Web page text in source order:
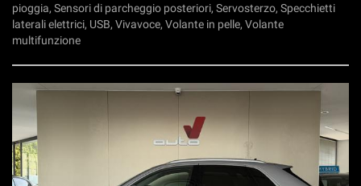
pioggia, Sensori di parcheggio posteriori, Servosterzo, Specchietti
laterali elettrici, USB, Vivavoce, Volante in pelle, Volante
multifunzione